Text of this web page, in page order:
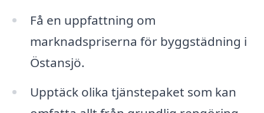
Få en uppfattning om
marknadspriserna för byggstädning i
Östansjö.
Upptäck olika tjänstepaket som kan